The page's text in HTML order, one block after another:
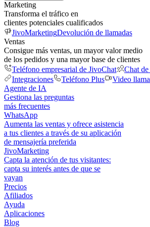
Marketing
Transforma el tráfico en
clientes potenciales cualificados
JivoMarketingDevolución de llamadas
Ventas
Consigue más ventas, un mayor valor medio
de los pedidos y una mayor base de clientes
Teléfono empresarial de JivoChat
Chat
Integraciones
Teléfono Plus Video
Agente de IA
Gestiona las preguntas
más frecuentes
WhatsApp
Aumenta las ventas y ofrece asistencia
a tus clientes a través de su aplicación
de mensajería preferida
JivoMarketing
Capta la atención de tus visitantes:
capta su interés antes de que se
vayan
Precios
Afiliados
Ayuda
Aplicaciones
Blog